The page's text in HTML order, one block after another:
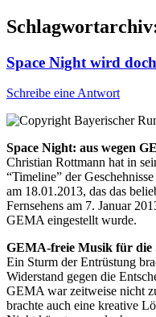
Space Night wird
Schreibe eine Antwort
Space Night: aus wegen
Christian Rottmann hat in
“Timeline” der
am 18.01.2013, das das
Fernsehens am 7. Januar
GEMA eingestellt wurde.
GEMA-freie Musik für die
Ein Sturm der Entrüstung
Widerstand gegen die
GEMA war zeitweise nicht
brachte auch eine kreative